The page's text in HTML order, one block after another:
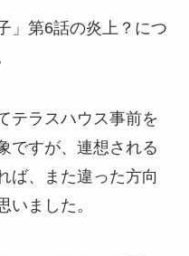
」第6話の炎上？につ
テラスハウス事前を
ですが、連想される
ば、また違った方向
いました。